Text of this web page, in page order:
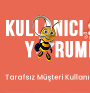
Tarafsız Müşteri